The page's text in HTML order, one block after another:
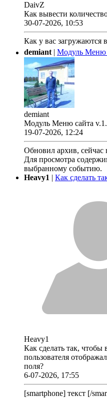
DaivZ
Как вывести
30-07-2026, 10:53
Как у вас загружаются
demiant| Модуль Меню
demiant
Модуль Меню сайта
19-07-2026, 12:24
Обновил архив, сейчас
Для просмотра
выбранному событию.
Heavy1 | Как сделать
Heavy1
Как сделать так, чтобы
пользователя
поля?
6-07-2026, 17:55
[smartphone] текст [/